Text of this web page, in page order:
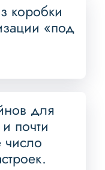
коробки
«под
для
почти
число